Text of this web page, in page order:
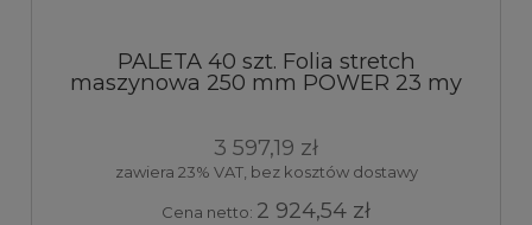
PALETA 40 szt. Folia stretch
maszynowa 250 mm POWER 23 my
3 597,19 zł
zawiera 23% VAT, bez kosztów dostawy
Cena netto: 2 924,54 zł